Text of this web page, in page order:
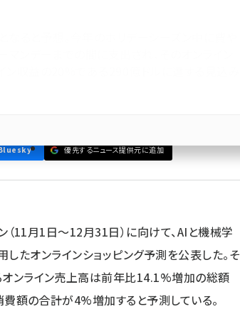
ると予想。今年のホリデーシーズン中に費や
ンデーまでの間に支出され、そのオンライン
収益の20%である290億ドルに達する見込み
優先するニュース提供元に追加
11月1日～12月31日）に向けて、AIと機械学
たオンラインショッピング予測を公表した。そ
オンライン売上高は前年比14.1%増加の総額
額の合計が4%増加すると予測している。